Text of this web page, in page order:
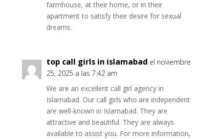
farmhouse, at their home, or in their
apartment to satisfy their desire for sexual
dreams.
top call girls in islamabad el noviembre
25, 2025 a las 7:42 am
We are an excellent call girl agency in
Islamabad. Our call girls who are independent
are well-known in Islamabad. They are
attractive and beautiful. They are always
available to assist you. For more information,